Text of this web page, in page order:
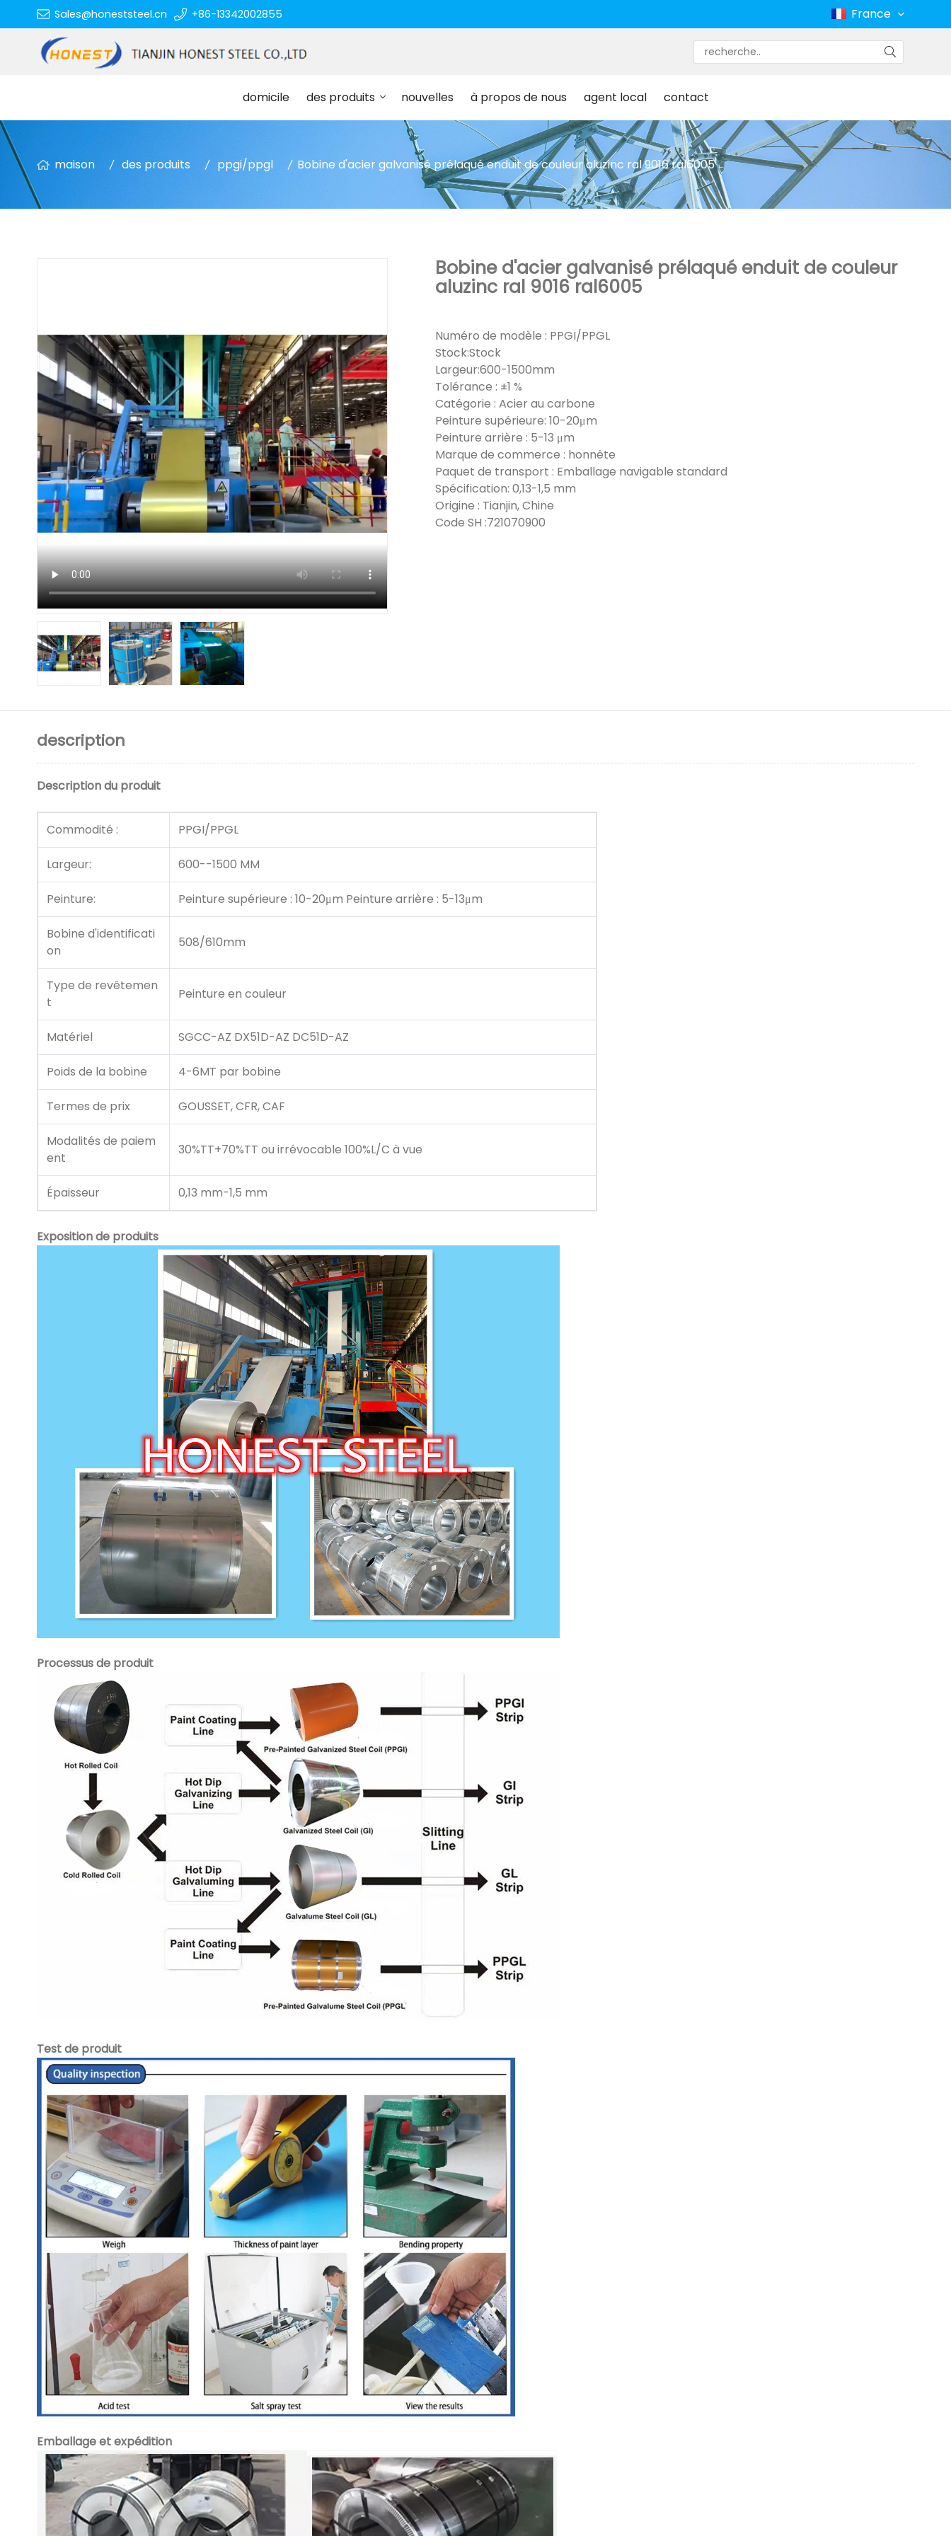
Sales@honeststeel.cn +86-13342002855 France
domicile des produits nouvelles à propos de nous agent local contact
maison des produits ppgi/ppgl Bobine d'acier galvanisé prélaqué enduit de couleur aluzinc ral 9016 ral6005
Bobine d'acier galvanisé prélaqué enduit de couleur
aluzinc ral 9016 ral6005
Numéro de modèle : PPGI/PPGL
Stock:Stock
Largeur:600-1500mm
Tolérance : ±1 %
Catégorie : Acier au carbone
Peinture supérieure: 10-20μm
Peinture arrière : 5-13 μm
Marque de commerce : honnête
Paquet de transport : Emballage navigable standard
Spécification: 0,13-1,5 mm
Origine : Tianjin, Chine
Code SH :721070900
description
Description du produit
Commodité : PPGI/PPGL
Largeur: 600--1500 MM
Peinture: Peinture supérieure : 10-20μm Peinture arrière : 5-13μm
Bobine d'identificati
on
508/610mm
Type de revêtemen
t
Peinture en couleur
Matériel SGCC-AZ DX51D-AZ DC51D-AZ
Poids de la bobine 4-6MT par bobine
Termes de prix GOUSSET, CFR, CAF
Modalités de paiem
ent
30%TT+70%TT ou irrévocable 100%L/C à vue
Épaisseur 0,13 mm-1,5 mm
Exposition de produits
Processus de produit
Test de produit
Emballage et expédition